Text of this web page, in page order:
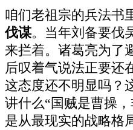
咱们老祖宗的兵法书
伐谋。当年刘备要伐
来拦着。诸葛亮为了
后叹着气说法正要还
这态度还不明显吗？
讲什么“国贼是曹操
是从最现实的战略格